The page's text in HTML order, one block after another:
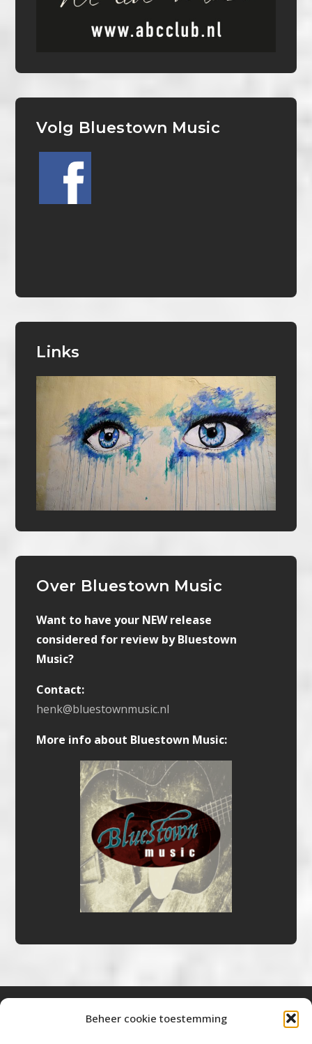
Beheer cookie toestemming
Volg Bluestown Music
Links
Over Bluestown Music
Want to have your NEW release
considered for review by Bluestown
Music?
Contact:
henk@bluestownmusic.nl
More info about Bluestown Music: